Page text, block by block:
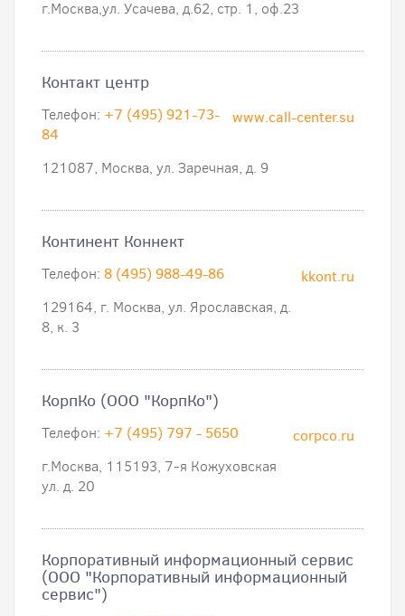
г.Москва,ул. Усачева, д.62, стр. 1, оф.23
Контакт центр
www.call-center.su
Телефон: +7 (495) 921-73-
84
121087, Москва, ул. Заречная, д. 9
Континент Коннект
kkont.ru
Телефон: 8 (495) 988-49-86
129164, г. Москва, ул. Ярославская, д.
8, к. 3
КорпКо (ООО "КорпКо")
corpco.ru
Телефон: +7 (495) 797 - 5650
г.Москва, 115193, 7-я Кожуховская
ул. д. 20
Корпоративный информационный сервис
(ООО "Корпоративный информационный
сервис")